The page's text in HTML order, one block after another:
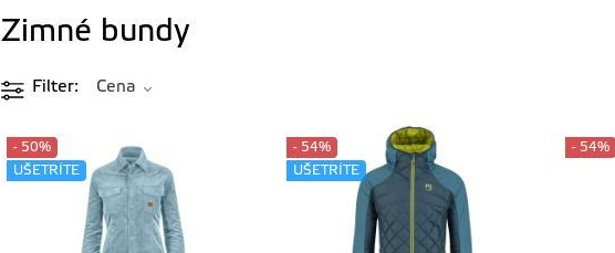
Zimné bundy
Filter Cena
- 50%
UŠETRÍTE
- 54%
UŠETRÍTE
- 54%